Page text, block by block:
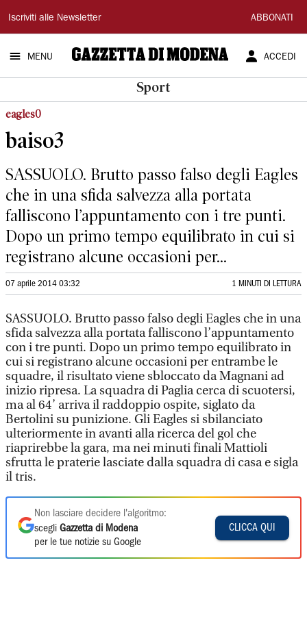
Gazzetta
di
Modena
Iscriviti alle Newsletter ABBONATI
MENU ACCEDI
Sport
eagles0
baiso3
SASSUOLO. Brutto passo falso degli Eagles
che in una sfida salvezza alla portata
falliscono l’appuntamento con i tre punti.
Dopo un primo tempo equilibrato in cui si
registrano alcune occasioni per...
07 aprile 2014 03:32 1 MINUTI DI LETTURA
SASSUOLO. Brutto passo falso degli Eagles che in una
sfida salvezza alla portata falliscono l’appuntamento
con i tre punti. Dopo un primo tempo equilibrato in
cui si registrano alcune occasioni per entrambe le
squadre, il risultato viene sbloccato da Magnani ad
inizio ripresa. La squadra di Paglia cerca di scuotersi,
ma al 64’ arriva il raddoppio ospite, siglato da
Bertolini su punizione. Gli Eagles si sbilanciato
ulteriormente in avanti alla ricerca del gol che
riaprirebbe la gara, ma nei minuti finali Mattioli
sfrutta le praterie lasciate dalla squadra di casa e sigla
il tris.
Non lasciare decidere l'algoritmo:
scegli Gazzetta di Modena
per le tue notizie su Google
CLICCA QUI